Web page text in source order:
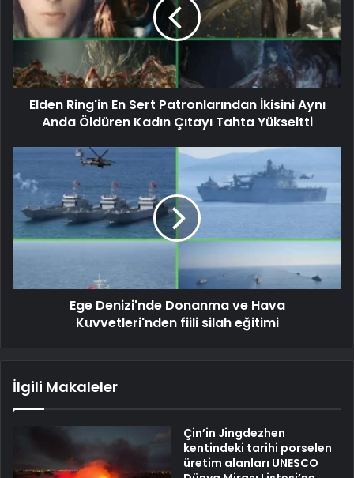
Elden Ring'in En Sert Patronlarından İkisini Aynı
Anda Öldüren Kadın Çıtayı Tahta Yükseltti
Ege Denizi'nde Donanma ve Hava
Kuvvetleri'nden fiili silah eğitimi
İlgili Makaleler
Çin’in Jingdezhen
kentindeki tarihi porselen
üretim alanları UNESCO